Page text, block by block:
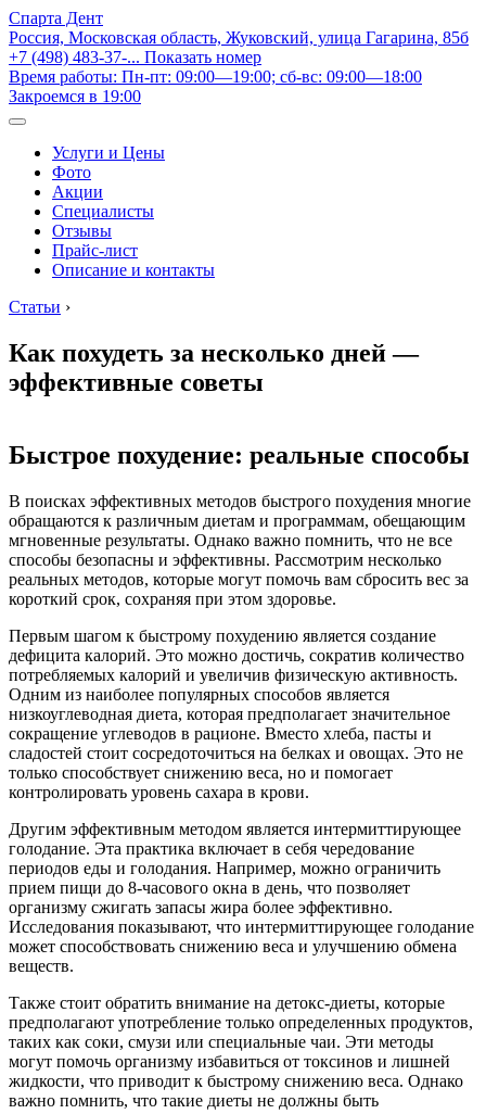
Спарта Дент
Россия, Московская область, Жуковский, улица Гагарина, 85б
+7 (498) 483-37-... Показать номер
Время работы: Пн-пт: 09:00—19:00; сб-вс: 09:00—18:00
Закроемся в 19:00
Услуги и Цены
Фото
Акции
Специалисты
Отзывы
Прайс-лист
Описание и контакты
Статьи ›
Как похудеть за несколько дней —
эффективные советы
Быстрое похудение: реальные способы
В поисках эффективных методов быстрого похудения многие
обращаются к различным диетам и программам, обещающим
мгновенные результаты. Однако важно помнить, что не все
способы безопасны и эффективны. Рассмотрим несколько
реальных методов, которые могут помочь вам сбросить вес за
короткий срок, сохраняя при этом здоровье.
Первым шагом к быстрому похудению является создание
дефицита калорий. Это можно достичь, сократив количество
потребляемых калорий и увеличив физическую активность.
Одним из наиболее популярных способов является
низкоуглеводная диета, которая предполагает значительное
сокращение углеводов в рационе. Вместо хлеба, пасты и
сладостей стоит сосредоточиться на белках и овощах. Это не
только способствует снижению веса, но и помогает
контролировать уровень сахара в крови.
Другим эффективным методом является интермиттирующее
голодание. Эта практика включает в себя чередование
периодов еды и голодания. Например, можно ограничить
прием пищи до 8-часового окна в день, что позволяет
организму сжигать запасы жира более эффективно.
Исследования показывают, что интермиттирующее голодание
может способствовать снижению веса и улучшению обмена
веществ.
Также стоит обратить внимание на детокс-диеты, которые
предполагают употребление только определенных продуктов,
таких как соки, смузи или специальные чаи. Эти методы
могут помочь организму избавиться от токсинов и лишней
жидкости, что приводит к быстрому снижению веса. Однако
важно помнить, что такие диеты не должны быть